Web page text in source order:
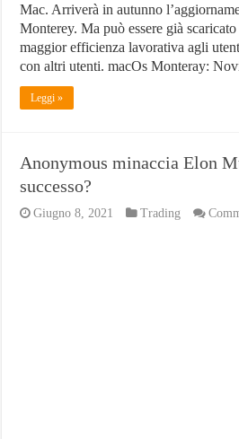
Mac. Arriverà in autunno
Monterey. Ma può essere già
maggior efficienza lavorativa agli
con altri utenti. macOs Monteray:
Leggi »
Anonymous minaccia Elon
successo?
Giugno 8, 2021 Trading